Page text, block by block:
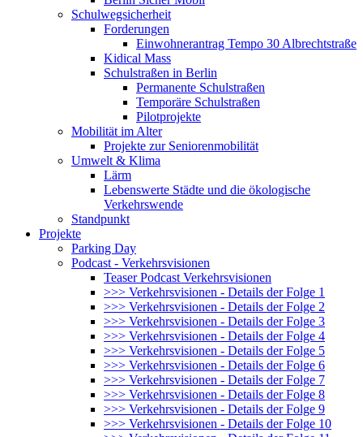
Schulwegsicherheit
Forderungen
Einwohnerantrag Tempo 30 Albrechtstraße
Kidical Mass
Schulstraßen in Berlin
Permanente Schulstraßen
Temporäre Schulstraßen
Pilotprojekte
Mobilität im Alter
Projekte zur Seniorenmobilität
Umwelt & Klima
Lärm
Lebenswerte Städte und die ökologische
Verkehrswende
Standpunkt
Projekte
Parking Day
Podcast - Verkehrsvisionen
Teaser Podcast Verkehrsvisionen
>>> Verkehrsvisionen - Details der Folge 1
>>> Verkehrsvisionen - Details der Folge 2
>>> Verkehrsvisionen - Details der Folge 3
>>> Verkehrsvisionen - Details der Folge 4
>>> Verkehrsvisionen - Details der Folge 5
>>> Verkehrsvisionen - Details der Folge 6
>>> Verkehrsvisionen - Details der Folge 7
>>> Verkehrsvisionen - Details der Folge 8
>>> Verkehrsvisionen - Details der Folge 9
>>> Verkehrsvisionen - Details der Folge 10